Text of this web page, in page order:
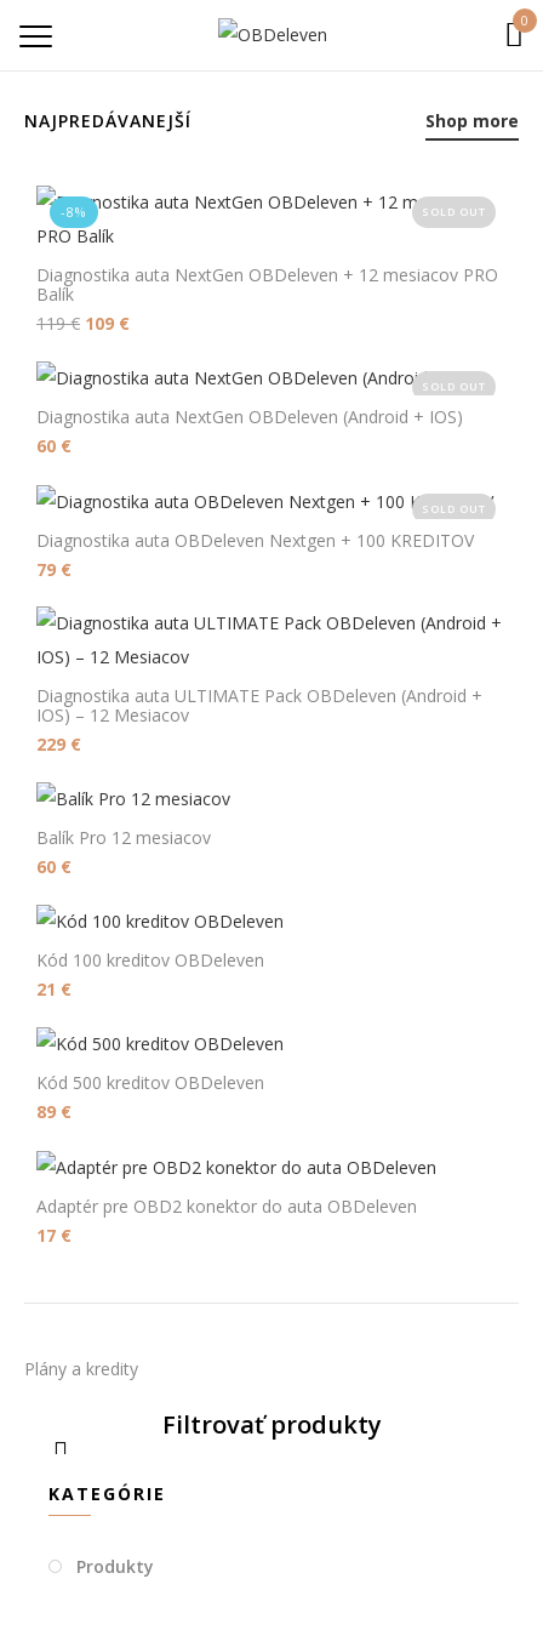
0
NAJPREDÁVANEJŠÍ Shop more
-8% SOLD OUT
Diagnostika auta NextGen OBDeleven + 12 mesiacov PRO
Balík
119€ 109 €
SOLD OUT
Diagnostika auta NextGen OBDeleven (Android + IOS)
60 €
SOLD OUT
Diagnostika auta OBDeleven Nextgen + 100 KREDITOV
79 €
Diagnostika auta ULTIMATE Pack OBDeleven (Android +
IOS) – 12 Mesiacov
229 €
Balík Pro 12 mesiacov
60 €
Kód 100 kreditov OBDeleven
21 €
Kód 500 kreditov OBDeleven
89 €
Adaptér pre OBD2 konektor do auta OBDeleven
17 €
Plány a kredity
Filtrovať produkty
KATEGÓRIE
Produkty